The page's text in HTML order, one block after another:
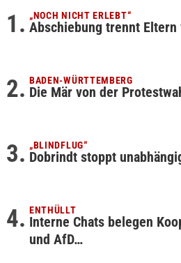
„NOCH NICHT ERLEBT“
Abschiebung trennt
BADEN-WÜRTTEMBERG
Die Mär von der
„BLINDFLUG“
Dobrindt stoppt
ENTHÜLLT
Interne Chats belegen
und AfD…